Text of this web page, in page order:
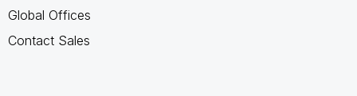
Global Offices
Contact Sales